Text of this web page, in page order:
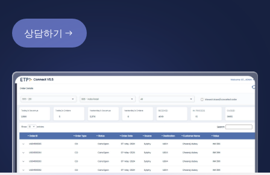
상담하기